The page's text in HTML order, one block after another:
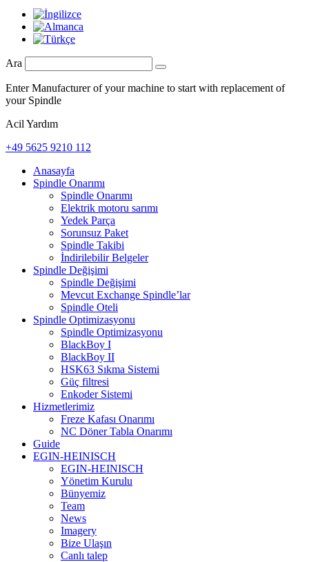
Ara
Enter Manufacturer of your machine to start with replacement of
your Spindle
Acil Yardım
+49 5625 9210 112
Anasayfa
Spindle Onarımı
Spindle Onarımı
Elektrik motoru sarımı
Yedek Parça
Sorunsuz Paket
Spindle Takibi
İndirilebilir Belgeler
Spindle Değişimi
Spindle Değişimi
Mevcut Exchange Spindle’lar
Spindle Oteli
Spindle Optimizasyonu
Spindle Optimizasyonu
BlackBoy I
BlackBoy II
HSK63 Sıkma Sistemi
Güç filtresi
Enkoder Sistemi
Hizmetlerimiz
Freze Kafası Onarımı
NC Döner Tabla Onarımı
Guide
EGIN-HEINISCH
EGIN-HEINISCH
Yönetim Kurulu
Bünyemiz
Team
News
Imagery
Bize Ulaşın
Canlı talep